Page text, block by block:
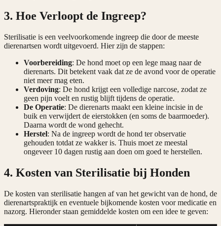
3. Hoe Verloopt de Ingreep?
Sterilisatie is een veelvoorkomende ingreep die door de meeste
dierenartsen wordt uitgevoerd. Hier zijn de stappen:
Voorbereiding: De hond moet op een lege maag naar de
dierenarts. Dit betekent vaak dat ze de avond voor de operatie
niet meer mag eten.
Verdoving: De hond krijgt een volledige narcose, zodat ze
geen pijn voelt en rustig blijft tijdens de operatie.
De Operatie: De dierenarts maakt een kleine incisie in de
buik en verwijdert de eierstokken (en soms de baarmoeder).
Daarna wordt de wond gehecht.
Herstel: Na de ingreep wordt de hond ter observatie
gehouden totdat ze wakker is. Thuis moet ze meestal
ongeveer 10 dagen rustig aan doen om goed te herstellen.
4. Kosten van Sterilisatie bij Honden
De kosten van sterilisatie hangen af van het gewicht van de hond, de
dierenartspraktijk en eventuele bijkomende kosten voor medicatie en
nazorg. Hieronder staan gemiddelde kosten om een idee te geven: